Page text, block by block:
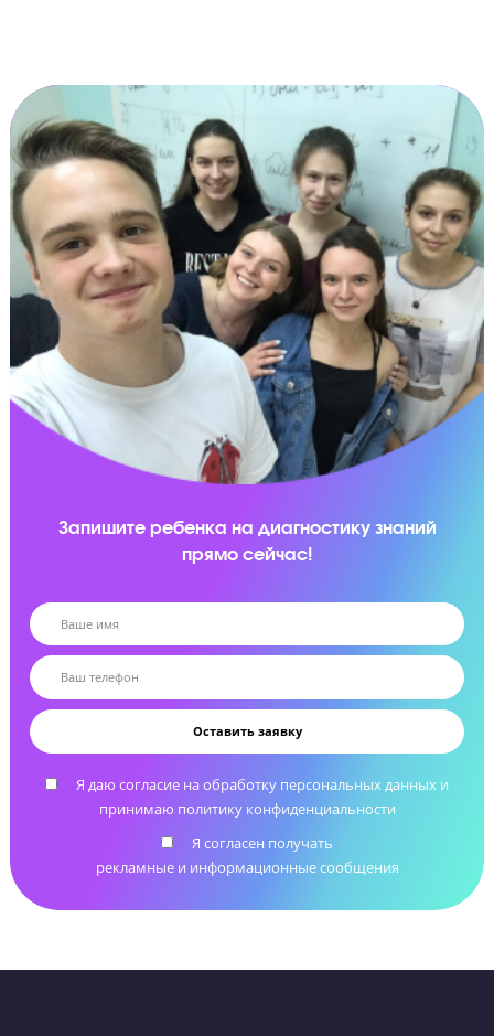
Отработка 2-й части экзамена
Эксперты ЕГЭ научат правильно оформлять
решение заданий в бланках, чтобы не потерять
ни единого балла. Ученик научится решать 2-ю
часть экзамена по критериям оценивания
нарушения прав ученика